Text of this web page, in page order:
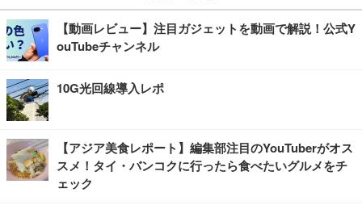
【動画レビュー】注目ガジェットを動画で解説！公式Y
ouTubeチャンネル
10G光回線導入レポ
【アジア美食レポート】編集部注目のYouTuberがオス
スメ！タイ・バンコクに行ったら食べたいグルメをチ
ェック